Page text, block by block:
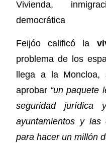
Vivienda,
democrática
Feijóo calificó la
problema de los
llega a la Moncloa,
aprobar “un paquete
seguridad
ayuntamientos y las
para hacer un millón